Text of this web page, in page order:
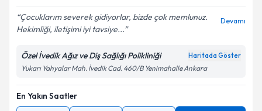
Çocuklarım severek gidiyorlar, bizde çok memlunuz.
Hekimliği, iletişimi iyi tavsiye...
Devamı
Özel İvedik Ağız ve Diş Sağlığı Polikliniği Haritada Göster
Yukarı Yahyalar Mah. İvedik Cad. 460/B Yenimahalle Ankara
En Yakın Saatler